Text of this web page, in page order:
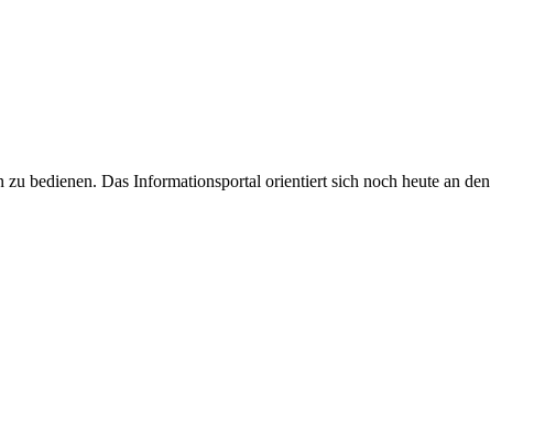
bedienen. Das Informationsportal orientiert sich noch heute an den